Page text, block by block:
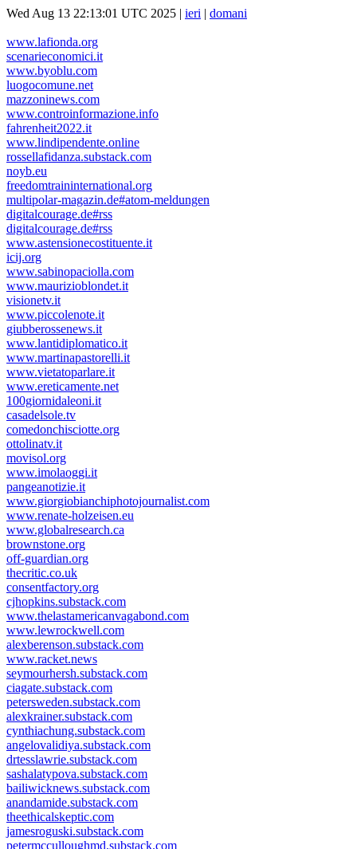
Wed Aug 13 22:13:01 UTC 2025 | ieri | domani
www.lafionda.org
scenarieconomici.it
www.byoblu.com
luogocomune.net
mazzoninews.com
www.controinformazione.info
fahrenheit2022.it
www.lindipendente.online
rossellafidanza.substack.com
noyb.eu
freedomtraininternational.org
multipolar-magazin.de#atom-meldungen
digitalcourage.de#rss
digitalcourage.de#rss
www.astensionecostituente.it
icij.org
www.sabinopaciolla.com
www.maurizioblondet.it
visionetv.it
www.piccolenote.it
giubberossenews.it
www.lantidiplomatico.it
www.martinapastorelli.it
www.vietatoparlare.it
www.ereticamente.net
100giornidaleoni.it
casadelsole.tv
comedonchisciotte.org
ottolinatv.it
movisol.org
www.imolaoggi.it
pangeanotizie.it
www.giorgiobianchiphotojournalist.com
www.renate-holzeisen.eu
www.globalresearch.ca
brownstone.org
off-guardian.org
thecritic.co.uk
consentfactory.org
cjhopkins.substack.com
www.thelastamericanvagabond.com
www.lewrockwell.com
alexberenson.substack.com
www.racket.news
seymourhersh.substack.com
ciagate.substack.com
petersweden.substack.com
alexkrainer.substack.com
cynthiachung.substack.com
angelovalidiya.substack.com
drtesslawrie.substack.com
sashalatypova.substack.com
bailiwicknews.substack.com
anandamide.substack.com
theethicalskeptic.com
jamesroguski.substack.com
petermcculloughmd.substack.com